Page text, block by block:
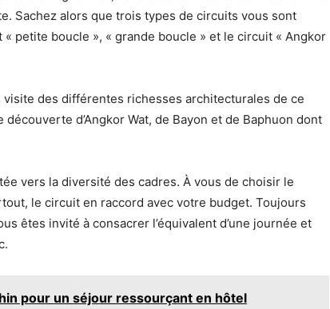
Sachez alors que trois types de circuits vous sont
petite boucle », « grande boucle » et le circuit « Angkor
des différentes richesses architecturales de ce
d’Angkor Wat, de Bayon et de Baphuon dont
vers la diversité des cadres. À vous de choisir le
le circuit en raccord avec votre budget. Toujours
êtes invité à consacrer l’équivalent d’une journée et
pour un séjour ressourçant en hôtel